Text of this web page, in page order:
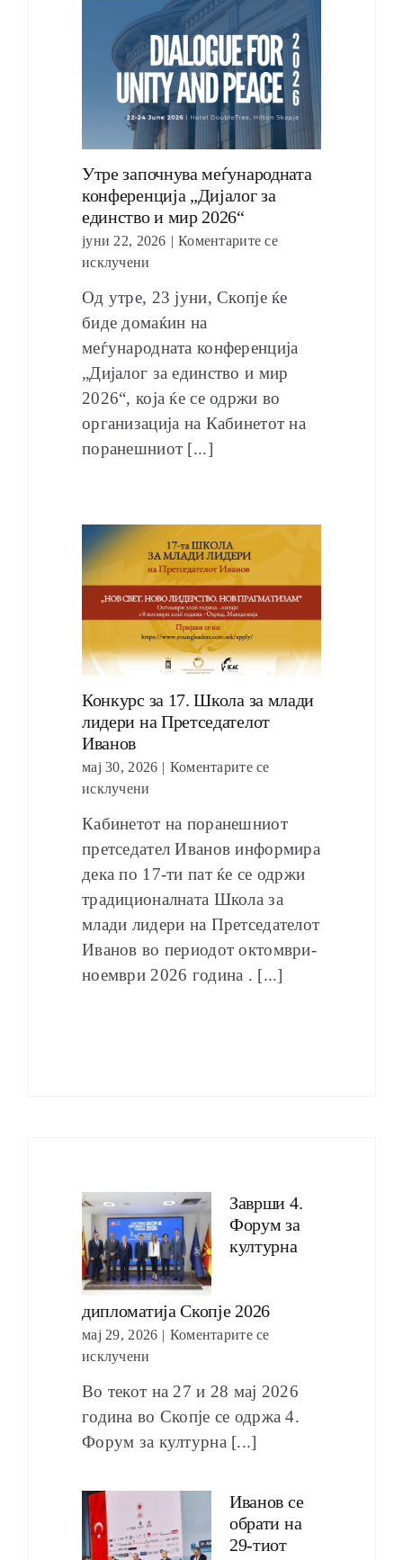
Утре започнува меѓународната
конференција „Дијалог за
единство и мир 2026“
јуни 22, 2026 | Коментарите се
исклучени
Од утре, 23 јуни, Скопје ќе
биде домаќин на
меѓународната конференција
„Дијалог за единство и мир
2026“, која ќе се одржи во
организација на Кабинетот на
поранешниот [...]
Конкурс за 17. Школа за млади
лидери на Претседателот
Иванов
мај 30, 2026 | Коментарите се
исклучени
Кабинетот на поранешниот
претседател Иванов информира
дека по 17-ти пат ќе се одржи
традиционалната Школа за
млади лидери на Претседателот
Иванов во периодот октомври-
ноември 2026 година . [...]
Заврши 4.
Форум за
културна
дипломатија Скопје 2026
мај 29, 2026 | Коментарите се
исклучени
Во текот на 27 и 28 мај 2026
година во Скопје се одржа 4.
Форум за културна [...]
Иванов се
обрати на
29-тиот